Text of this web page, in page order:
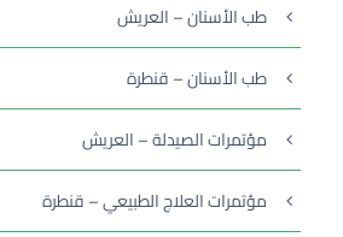
طب الأسنان – العريش
طب الأسنان – قنطرة
مؤتمرات الصيدلة – العريش
مؤتمرات العلاج الطبيعي – قنطرة